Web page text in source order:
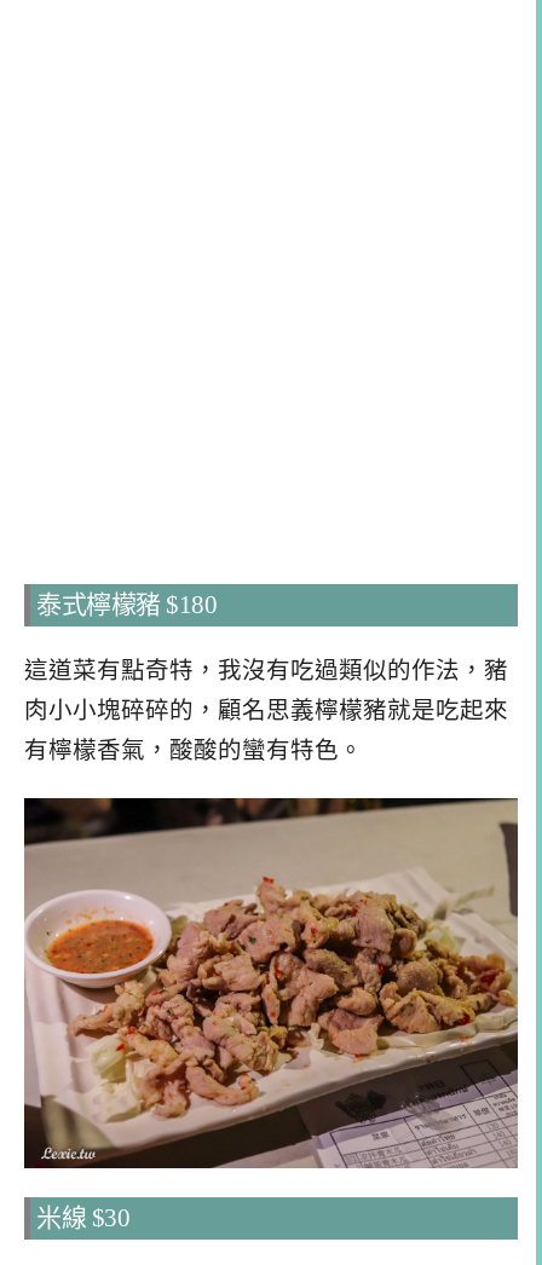
泰式檸檬豬 $180
這道菜有點奇特，我沒有吃過類似的作法，豬
肉小小塊碎碎的，顧名思義檸檬豬就是吃起來
有檸檬香氣，酸酸的蠻有特色。
米線 $30